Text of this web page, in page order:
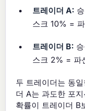
트레이더 A:
스크 10% =
트레이더 B:
스크 2% = 파
두 트레이더는 동
더 A는 과도한 포
확률이 트레이더 B